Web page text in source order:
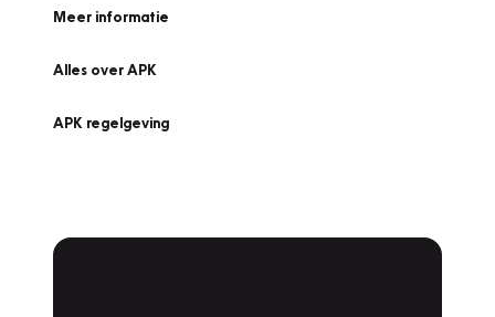
Meer informatie
Alles over APK
APK regelgeving